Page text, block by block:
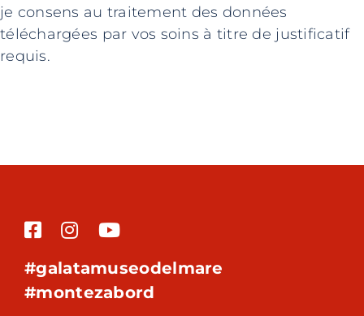
je consens au traitement des données
téléchargées par vos soins à titre de justificatif
requis.
#galatamuseodelmare
#montezabord